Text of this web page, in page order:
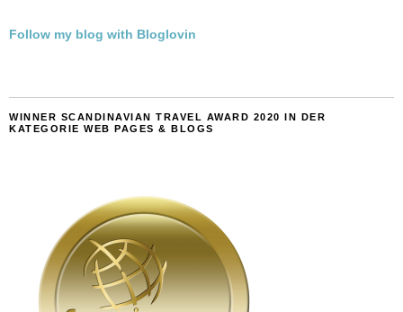
Follow my blog with Bloglovin
WINNER SCANDINAVIAN TRAVEL AWARD 2020 IN DER
KATEGORIE WEB PAGES & BLOGS